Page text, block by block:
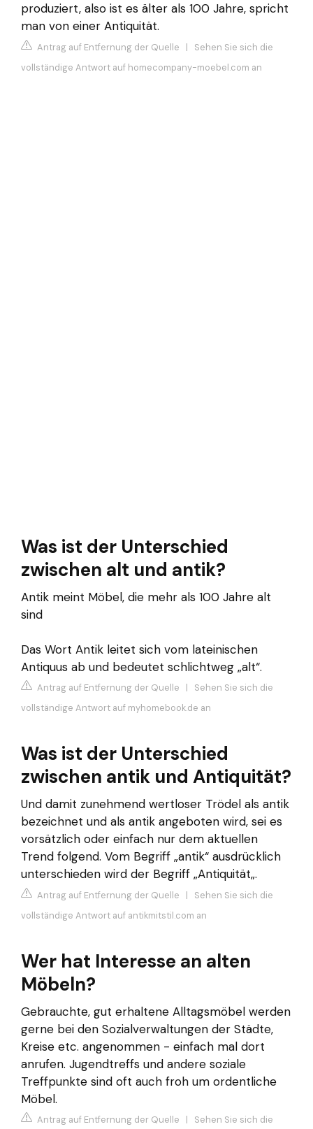
produziert, also ist es älter als 100 Jahre, spricht
man von einer Antiquität.
Antrag auf Entfernung der Quelle | Sehen Sie sich die
vollständige Antwort auf homecompany-moebel.com an
Was ist der Unterschied
zwischen alt und antik?
Antik meint Möbel, die mehr als 100 Jahre alt
sind
Das Wort Antik leitet sich vom lateinischen
Antiquus ab und bedeutet schlichtweg „alt“.
Antrag auf Entfernung der Quelle | Sehen Sie sich die
vollständige Antwort auf myhomebook.de an
Was ist der Unterschied
zwischen antik und Antiquität?
Und damit zunehmend wertloser Trödel als antik
bezeichnet und als antik angeboten wird, sei es
vorsätzlich oder einfach nur dem aktuellen
Trend folgend. Vom Begriff „antik“ ausdrücklich
unterschieden wird der Begriff „Antiquität„.
Antrag auf Entfernung der Quelle | Sehen Sie sich die
vollständige Antwort auf antikmitstil.com an
Wer hat Interesse an alten
Möbeln?
Gebrauchte, gut erhaltene Alltagsmöbel werden
gerne bei den Sozialverwaltungen der Städte,
Kreise etc. angenommen - einfach mal dort
anrufen. Jugendtreffs und andere soziale
Treffpunkte sind oft auch froh um ordentliche
Möbel.
Antrag auf Entfernung der Quelle | Sehen Sie sich die